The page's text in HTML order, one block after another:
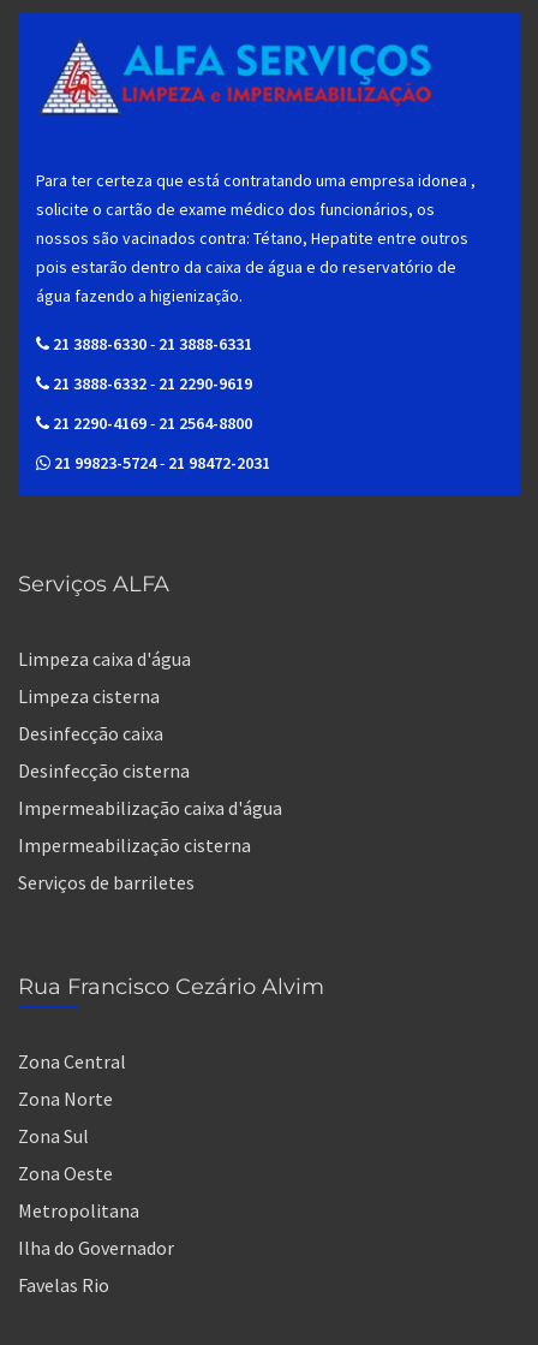
Para ter certeza que está contratando uma empresa idonea ,
solicite o cartão de exame médico dos funcionários, os
nossos são vacinados contra: Tétano, Hepatite entre outros
pois estarão dentro da caixa de água e do reservatório de
água fazendo a higienização.
21 3888-6330- 21 3888-6331
21 3888-6332- 21 2290-9619
21 2290-4169- 21 2564-8800
21 99823-5724- 21 98472-2031
Serviços ALFA
Limpeza caixa d'água
Limpeza cisterna
Desinfecção caixa
Desinfecção cisterna
Impermeabilização caixa d'água
Impermeabilização cisterna
Serviços de barriletes
Rua Francisco Cezário Alvim
Zona Central
Zona Norte
Zona Sul
Zona Oeste
Metropolitana
Ilha do Governador
Favelas Rio